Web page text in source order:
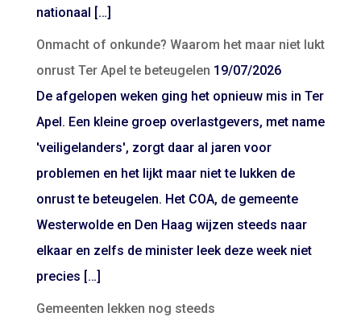
nationaal […]
Onmacht of onkunde? Waarom het maar niet lukt
onrust Ter Apel te beteugelen 19/07/2026
De afgelopen weken ging het opnieuw mis in Ter
Apel. Een kleine groep overlastgevers, met name
'veiligelanders', zorgt daar al jaren voor
problemen en het lijkt maar niet te lukken de
onrust te beteugelen. Het COA, de gemeente
Westerwolde en Den Haag wijzen steeds naar
elkaar en zelfs de minister leek deze week niet
precies […]
Gemeenten lekken nog steeds